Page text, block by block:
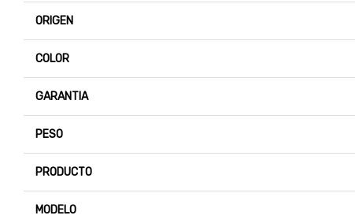
ORIGEN
COLOR
GARANTIA
PESO
PRODUCTO
MODELO